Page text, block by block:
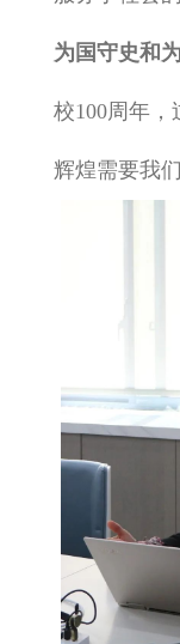
为国守史和
校100周年
辉煌需要我们